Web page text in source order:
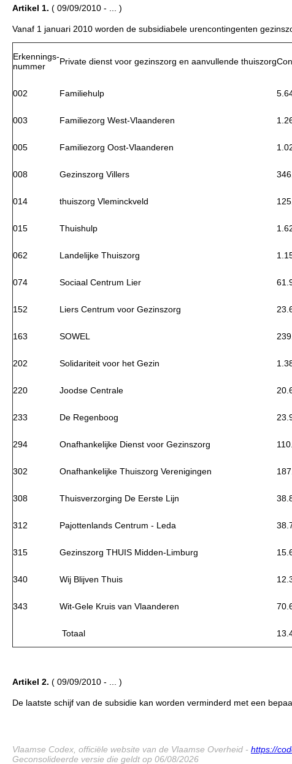
Artikel 1. ( 09/09/2010 - ... )
Vanaf 1 januari 2010 worden de subsidiabele urencontingenten
Erkennings-
nummer
Private dienst voor gezinszorg en aanvullende thuiszorg
002 Familiehulp
003 Familiezorg West-Vlaanderen
005 Familiezorg Oost-Vlaanderen
008 Gezinszorg Villers
014 thuiszorg Vleminckveld
015 Thuishulp
062 Landelijke Thuiszorg
074 Sociaal Centrum Lier
152 Liers Centrum voor Gezinszorg
163 SOWEL
202 Solidariteit voor het Gezin
220 Joodse Centrale
233 De Regenboog
294 Onafhankelijke Dienst voor Gezinszorg
302 Onafhankelijke Thuiszorg Verenigingen
308 Thuisverzorging De Eerste Lijn
312 Pajottenlands Centrum - Leda
315 Gezinszorg THUIS Midden-Limburg
340 Wij Blijven Thuis
343 Wit-Gele Kruis van Vlaanderen
Totaal
Artikel 2. ( 09/09/2010 - ... )
De laatste schijf van de subsidie kan worden verminderd met een
Vlaamse Codex, officiële website van de Vlaamse Overheid - https://
Geconsolideerde versie die geldt op 06/08/2026